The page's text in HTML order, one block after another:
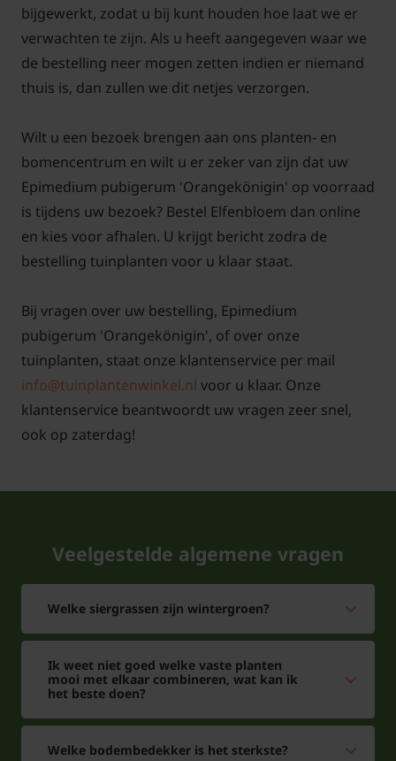
Standplaats Epimedium pubigerum
‘Orangekönigin’
de lichtbehoefte van Epimedium pubigerum
'Orangekönigin' is dus halfschaduw tot schaduw.
Kies voor een plek met goed doorlatende grond om
wortelrot te voorkomen en optimale groei te
bevorderen. Praktische tips: plant deze elfenbloem
op een schaduwrijke plek, zorg voor een
rustig mogen verteren, en houd de grond vochtig
maar niet kletsnat.
Meng bij het planten de aarde rond de kluit met een
goede aanplantgrond, want goed doorlatende
grond is belangrijk voor het aanslaan van de plant.
warme periodes extra water te geven, zodat de
pubigerum 'Orangekönigin' gerust met andere
schaduwminnende planten zoals Hosta's, varens en
‘Orangekönigin’ snoeien en
bijgewerkt, zodat u bij kunt houden hoe laat we er
verwachten te zijn. Als u heeft aangegeven waar we
de bestelling neer mogen zetten indien er niemand
thuis is, dan zullen we dit netjes verzorgen.
Wilt u een bezoek brengen aan ons planten- en
bomencentrum en wilt u er zeker van zijn dat uw
Epimedium pubigerum 'Orangekönigin' op voorraad
is tijdens uw bezoek? Bestel Elfenbloem dan online
en kies voor afhalen. U krijgt bericht zodra de
bestelling tuinplanten voor u klaar staat.
Bij vragen over uw bestelling, Epimedium
pubigerum 'Orangekönigin', of over onze
tuinplanten, staat onze klantenservice per mail
info@tuinplantenwinkel.nl voor u klaar. Onze
klantenservice beantwoordt uw vragen zeer snel,
ook op zaterdag!
Veelgestelde algemene vragen
Welke siergrassen zijn wintergroen?
Ik weet niet goed welke vaste planten
mooi met elkaar combineren, wat kan ik
het beste doen?
Welke bodembedekker is het sterkste?